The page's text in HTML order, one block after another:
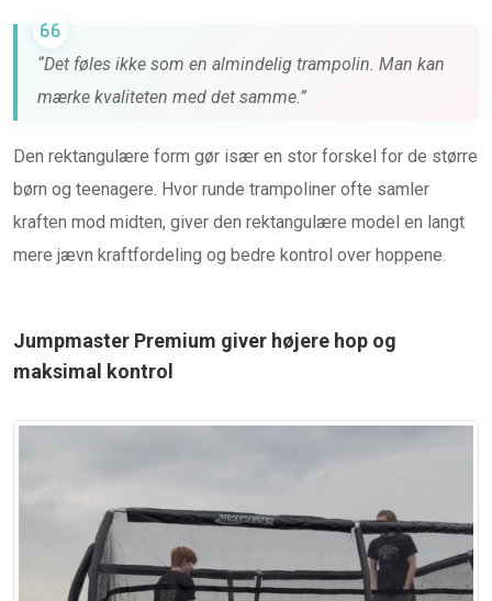
“Det føles ikke som en almindelig trampolin. Man kan
mærke kvaliteten med det samme.”
Den rektangulære form gør især en stor forskel for de større
børn og teenagere. Hvor runde trampoliner ofte samler
kraften mod midten, giver den rektangulære model en langt
mere jævn kraftfordeling og bedre kontrol over hoppene.
Jumpmaster Premium giver højere hop og
maksimal kontrol